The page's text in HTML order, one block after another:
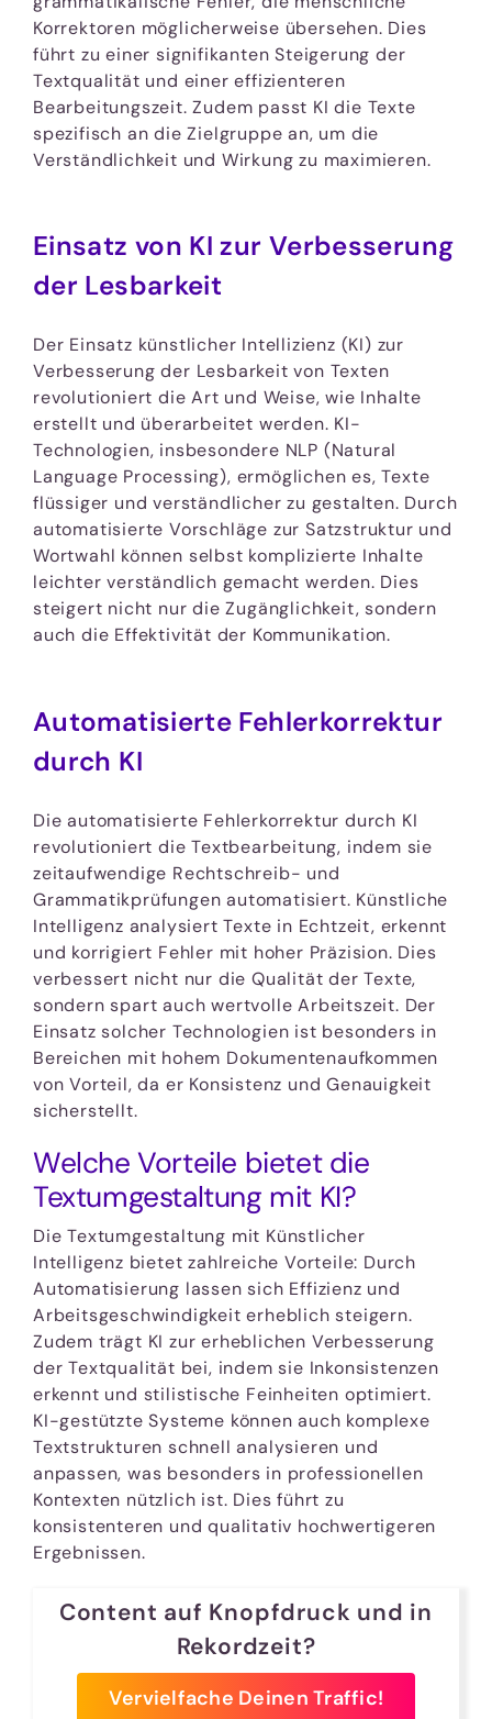
Korrektoren möglicherweise übersehen. Dies
führt zu einer signifikanten Steigerung der
Textqualität und einer effizienteren
Bearbeitungszeit. Zudem passt KI die Texte
spezifisch an die Zielgruppe an, um die
Verständlichkeit und Wirkung zu maximieren.
Einsatz von KI zur Verbesserung
der Lesbarkeit
Der Einsatz künstlicher Intellizienz (KI) zur
Verbesserung der Lesbarkeit von Texten
revolutioniert die Art und Weise, wie Inhalte
erstellt und überarbeitet werden. KI-
Technologien, insbesondere NLP (Natural
Language Processing), ermöglichen es, Texte
flüssiger und verständlicher zu gestalten. Durch
automatisierte Vorschläge zur Satzstruktur und
Wortwahl können selbst komplizierte Inhalte
leichter verständlich gemacht werden. Dies
steigert nicht nur die Zugänglichkeit, sondern
auch die Effektivität der Kommunikation.
Automatisierte Fehlerkorrektur
durch KI
Die automatisierte Fehlerkorrektur durch KI
revolutioniert die Textbearbeitung, indem sie
zeitaufwendige Rechtschreib- und
Grammatikprüfungen automatisiert. Künstliche
Intelligenz analysiert Texte in Echtzeit, erkennt
und korrigiert Fehler mit hoher Präzision. Dies
verbessert nicht nur die Qualität der Texte,
sondern spart auch wertvolle Arbeitszeit. Der
Einsatz solcher Technologien ist besonders in
Bereichen mit hohem Dokumentenaufkommen
von Vorteil, da er Konsistenz und Genauigkeit
sicherstellt.
Welche Vorteile bietet die
Textumgestaltung mit KI?
Die Textumgestaltung mit Künstlicher
Intelligenz bietet zahlreiche Vorteile: Durch
Automatisierung lassen sich Effizienz und
Arbeitsgeschwindigkeit erheblich steigern.
Zudem trägt KI zur erheblichen Verbesserung
der Textqualität bei, indem sie Inkonsistenzen
erkennt und stilistische Feinheiten optimiert.
KI-gestützte Systeme können auch komplexe
Textstrukturen schnell analysieren und
anpassen, was besonders in professionellen
Kontexten nützlich ist. Dies führt zu
konsistenteren und qualitativ hochwertigeren
Ergebnissen.
Content auf Knopfdruck und in
Rekordzeit?
Vervielfache Deinen Traffic!